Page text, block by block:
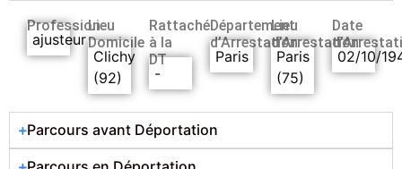
Profession
ajusteur
Lieu
Domicile
Clichy
(92)
Rattaché
à la
DT
-
Département
d’Arrestation
Paris
Lieu
d’Arrestation
Paris
(75)
Date
02/10/
Parcours avant Déportation